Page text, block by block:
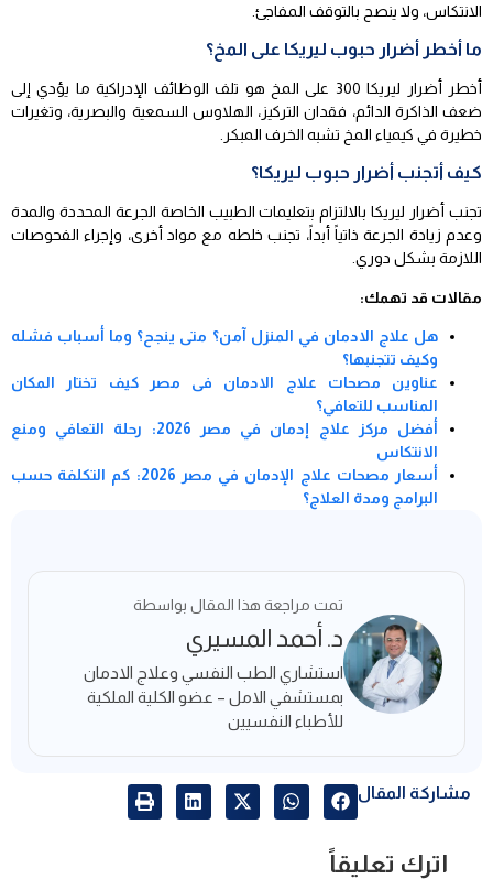
الانتكاس، ولا ينصح بالتوقف المفاجئ.
ما أخطر أضرار حبوب ليريكا على المخ؟
أخطر أضرار ليريكا 300 على المخ هو تلف الوظائف الإدراكية ما يؤدي إلى
ضعف الذاكرة الدائم، فقدان التركيز، الهلاوس السمعية والبصرية، وتغيرات
خطيرة في كيمياء المخ تشبه الخرف المبكر.
كيف أتجنب أضرار حبوب ليريكا؟
تجنب أضرار ليريكا بالالتزام بتعليمات الطبيب الخاصة الجرعة المحددة والمدة
وعدم زيادة الجرعة ذاتياً أبداً، تجنب خلطه مع مواد أخرى، وإجراء الفحوصات
اللازمة بشكل دوري.
مقالات قد تهمك:
هل علاج الادمان في المنزل آمن؟ متى ينجح؟ وما أسباب فشله
وكيف تتجنبها؟
عناوين مصحات علاج الادمان فى مصر كيف تختار المكان
المناسب للتعافي؟
أفضل مركز علاج إدمان في مصر 2026: رحلة التعافي ومنع
الانتكاس
أسعار مصحات علاج الإدمان في مصر 2026: كم التكلفة حسب
البرامج ومدة العلاج؟
تمت مراجعة هذا المقال بواسطة
د. أحمد المسيري
استشاري الطب النفسي وعلاج الادمان
بمستشفي الامل – عضو الكلية الملكية
للأطباء النفسيين​
مشاركة المقال
اترك تعليقاً